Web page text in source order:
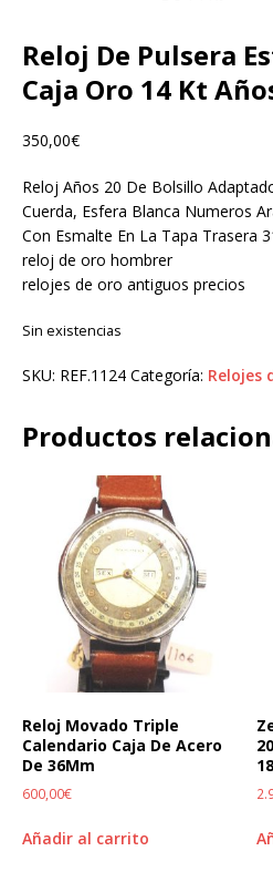
Reloj De Pulsera
Caja Oro 14 Kt
350,00€
Reloj Años 20 De Bolsillo
Cuerda, Esfera Blanca Numeros
Con Esmalte En La Tapa Trasera
reloj de oro hombrer
relojes de oro antiguos precios
Sin existencias
SKU: REF.1124 Categoría: Relojes
Productos
Reloj Movado Triple
Calendario Caja De Acero
De 36Mm
600,00€
Añadir al carrito